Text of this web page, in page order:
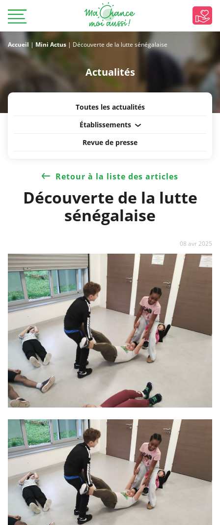
Accueil | Mini Actus | Découverte de la lutte sénégalaise
Actualités
Toutes les actualités
Établissements
Revue de presse
Retour à la liste des articles
Découverte de la lutte
sénégalaise
08 avr 2025